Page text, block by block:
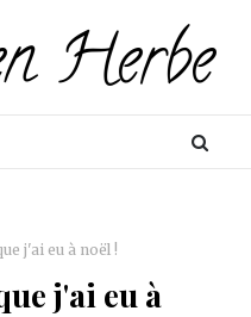
j'ai eu à noël !
j'ai eu à